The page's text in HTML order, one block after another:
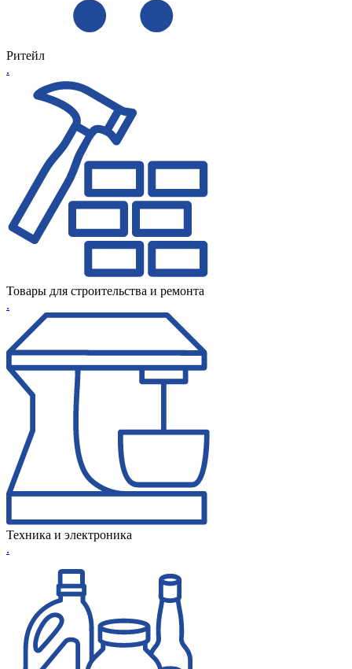
Ритейл
.
Товары для строительства и ремонта
.
Техника и электроника
.